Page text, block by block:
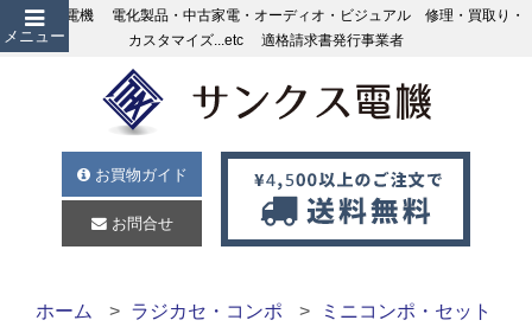
メニュー
サンクス電機 電化製品・中古家電・オーディオ・ビジュアル 修理・買取り・
カスタマイズ...etc 適格請求書発行事業者
お買物ガイド
お問合せ
ホーム ラジカセ・コンポ
ミニコンポ・セット